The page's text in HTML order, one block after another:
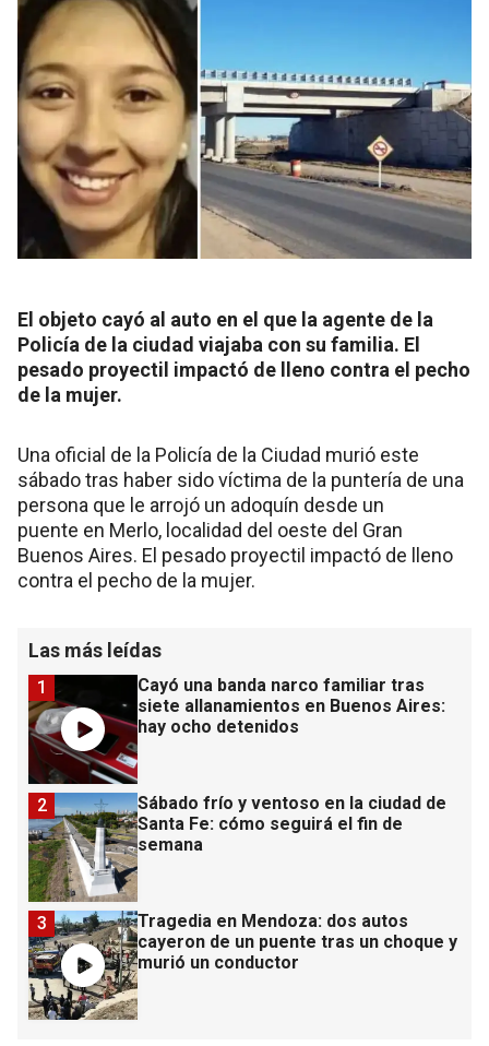
El objeto cayó al auto en el que la agente de la
Policía de la ciudad viajaba con su familia. El
pesado proyectil impactó de lleno contra el pecho
de la mujer.
Una oficial de la Policía de la Ciudad murió este
sábado tras haber sido víctima de la puntería de una
persona que le arrojó un adoquín desde un
puente en Merlo, localidad del oeste del Gran
Buenos Aires. El pesado proyectil impactó de lleno
contra el pecho de la mujer.
Las más leídas
Cayó una banda narco familiar tras
siete allanamientos en Buenos Aires:
hay ocho detenidos
1
Sábado frío y ventoso en la ciudad de
Santa Fe: cómo seguirá el fin de
semana
2
Tragedia en Mendoza: dos autos
cayeron de un puente tras un choque y
murió un conductor
3